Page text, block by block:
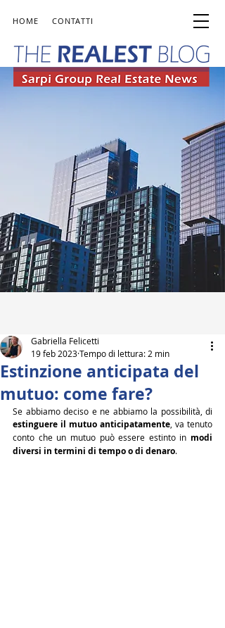
HOME CONTATTI
Estinzione anticipata del
mutuo: come fare?
Gabriella Felicetti
19 feb 2023Tempo di lettura: 2 min
estinguere il mutuo anticipatamente , va tenuto
conto che un mutuo può essere estinto in modi
diversi in termini di tempo o di denaro.